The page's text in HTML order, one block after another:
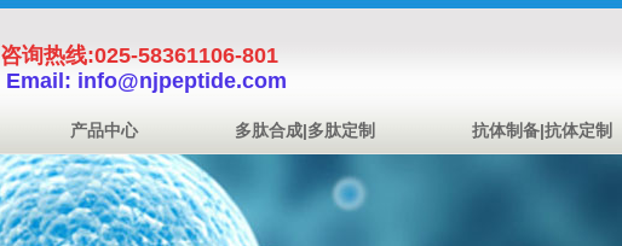
咨询热线:025-58361106-801
Email: info@njpeptide.com
产品中心 多肽合成|多肽定制 抗体制备|抗体定制